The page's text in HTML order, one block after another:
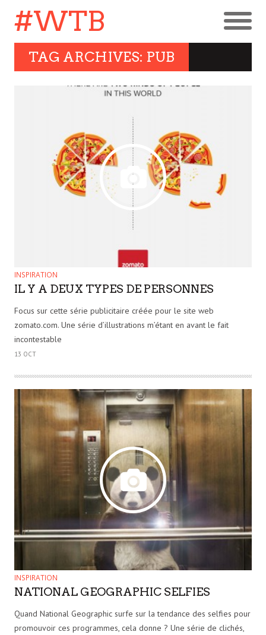
#WTB
TAG ARCHIVES: PUB
INSPIRATION
IL Y A DEUX TYPES DE PERSONNES
Focus sur cette série publicitaire créée pour le site web
zomato.com. Une série d’illustrations m’étant en avant le fait
incontestable
13 OCT
INSPIRATION
NATIONAL GEOGRAPHIC SELFIES
Quand National Geographic surfe sur la tendance des selfies pour
promouvoir ces programmes, cela donne ? Une série de clichés,